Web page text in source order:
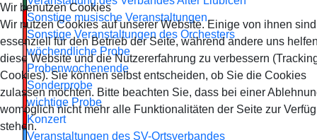
Sonstige musische Veranstaltungen
Sonstige Veranstaltungen des Orchesters
wöchendliche Probe
Probenwochenende
Sonderprobe
wichtige Probe
Konzert
Veranstaltungen des SV-Ortsverbandes
Wir benutzen Cookies
Wir nutzen Cookies auf unserer Website. Einige von ihnen sind
essenziell für den Betrieb der Seite, während andere uns
diese Website und die Nutzererfahrung zu verbessern
Cookies). Sie können selbst entscheiden, ob Sie die Cookies
zulassen möchten. Bitte beachten Sie, dass bei einer
womöglich nicht mehr alle Funktionalitäten der Seite zur
stehen.